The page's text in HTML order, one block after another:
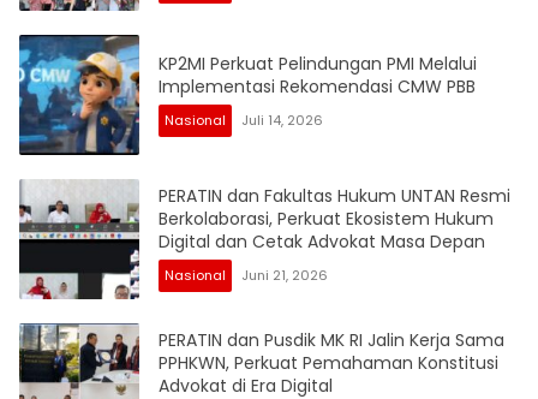
KP2MI Perkuat Pelindungan PMI Melalui
Implementasi Rekomendasi CMW PBB
Nasional Juli 14, 2026
PERATIN dan Fakultas Hukum UNTAN Resmi
Berkolaborasi, Perkuat Ekosistem Hukum
Digital dan Cetak Advokat Masa Depan
Nasional Juni 21, 2026
PERATIN dan Pusdik MK RI Jalin Kerja Sama
PPHKWN, Perkuat Pemahaman Konstitusi
Advokat di Era Digital